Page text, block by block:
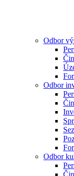
Odbor
Odbor
Odbor